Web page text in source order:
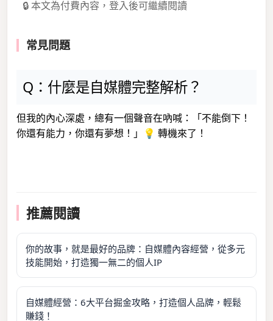
🔒 本文為付費內容，登入後可繼續閱讀
常見問題
Q：什麼是自媒體完整解析？
但我的內心深處，總有一個聲音在吶喊：「不能倒下！
你還有能力，你還有夢想！」💡 轉機來了！
推薦閱讀
你的故事，就是最好的品牌：自媒體內容經營，從多元
技能開始，打造獨一無二的個人IP
自媒體經營：6大平台掘金攻略，打造個人品牌，輕鬆
賺錢！